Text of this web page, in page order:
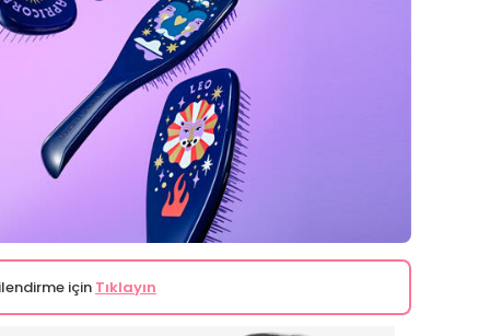
için Tıklayın